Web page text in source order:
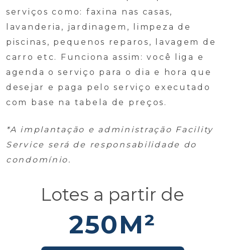
serviços como: faxina nas casas,
lavanderia, jardinagem, limpeza de
piscinas, pequenos reparos, lavagem de
carro etc. Funciona assim: você liga e
agenda o serviço para o dia e hora que
desejar e paga pelo serviço executado
com base na tabela de preços.
*A implantação e administração Facility
Service será de responsabilidade do
condomínio.
Lotes a partir de
250M²